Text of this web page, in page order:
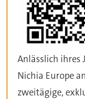
Anlässlich ihres
Nichia Europe
zweitägige,